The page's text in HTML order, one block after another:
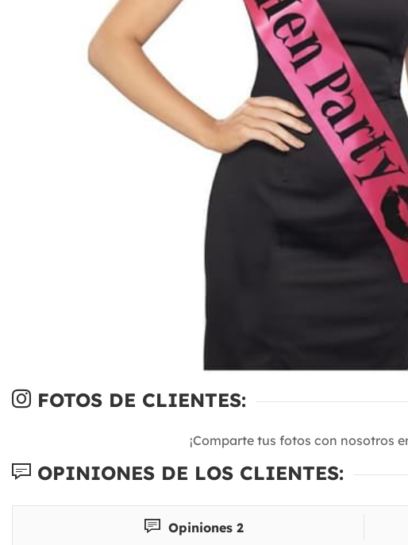
FOTOS DE CLIENTES:
¡Comparte tus fotos con nosotros
OPINIONES DE LOS CLIENTES:
Opiniones 2